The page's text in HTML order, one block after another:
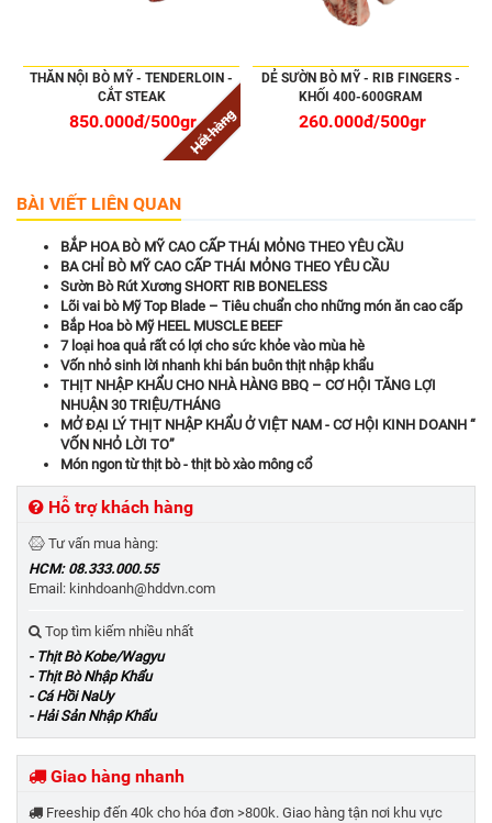
THĂN NỘI BÒ MỸ - TENDERLOIN -
CẮT STEAK
850.000đ/500grHết hàng
DẺ SƯỜN BÒ MỸ - RIB FINGERS -
KHỐI 400-600GRAM
260.000đ/500gr
BÀI VIẾT LIÊN QUAN
BẮP HOA BÒ MỸ CAO CẤP THÁI MỎNG THEO YÊU CẦU
BA CHỈ BÒ MỸ CAO CẤP THÁI MỎNG THEO YÊU CẦU
Sườn Bò Rút Xương SHORT RIB BONELESS
Lõi vai bò Mỹ Top Blade – Tiêu chuẩn cho những món ăn cao cấp
Bắp Hoa bò Mỹ HEEL MUSCLE BEEF
7 loại hoa quả rất có lợi cho sức khỏe vào mùa hè
Vốn nhỏ sinh lời nhanh khi bán buôn thịt nhập khẩu
THỊT NHẬP KHẨU CHO NHÀ HÀNG BBQ – CƠ HỘI TĂNG LỢI
NHUẬN 30 TRIỆU/THÁNG
MỞ ĐẠI LÝ THỊT NHẬP KHẨU Ở VIỆT NAM - CƠ HỘI KINH DOANH “
VỐN NHỎ LỜI TO”
Món ngon từ thịt bò - thịt bò xào mông cổ
Hỗ trợ khách hàng
Tư vấn mua hàng:
HCM: 08.333.000.55
Email: kinhdoanh@hddvn.com
Top tìm kiếm nhiều nhất
- Thịt Bò Kobe/Wagyu
- Thịt Bò Nhập Khẩu
- Cá Hồi NaUy
- Hải Sản Nhập Khẩu
Giao hàng nhanh
Freeship đến 40k cho hóa đơn >800k. Giao hàng tận nơi khu vực